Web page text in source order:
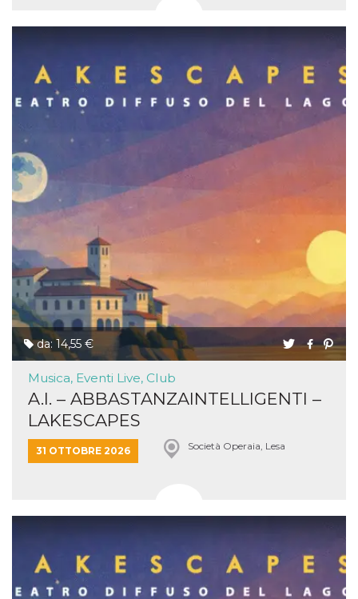
da: 14,55 €
Musica, Eventi Live, Club
A.I. – ABBASTANZAINTELLIGENTI –
LAKESCAPES
31 OTTOBRE 2026 Società Operaia, Lesa